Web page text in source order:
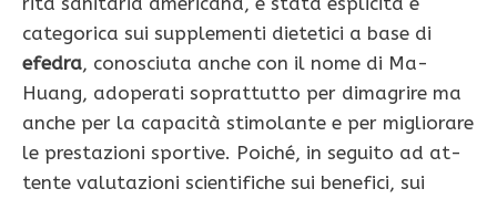
categorica sui supplementi diete­tici a base di
efedra, cono­sciuta anche con il nome di Ma-
Huang, adoperati soprattutto per dimagrire ma
anche per la capacità stimolante e per migliora­re
le prestazioni sportive. Poiché, in seguito ad at­
tente valutazioni scientifiche sui benefici, sui